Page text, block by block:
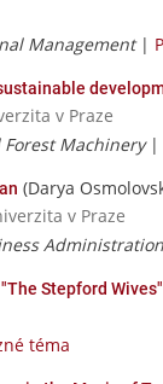
Management|
v Praze
Machinery|
(Darya
v Praze
Administration
Stepford Wives"
téma